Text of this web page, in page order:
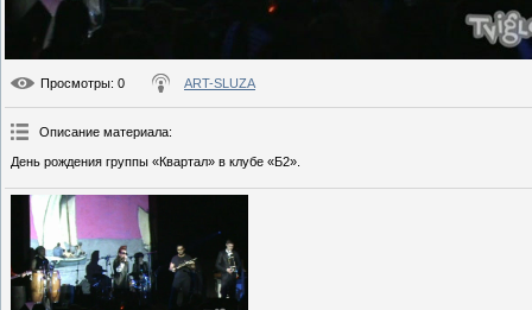
Просмотры: 0 ART-SLUZA
Описание материала:
День рождения группы «Квартал» в клубе «Б2».